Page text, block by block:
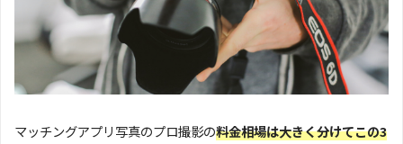
マッチングアプリ写真のプロ撮影の料金相場は大きく分けてこの3